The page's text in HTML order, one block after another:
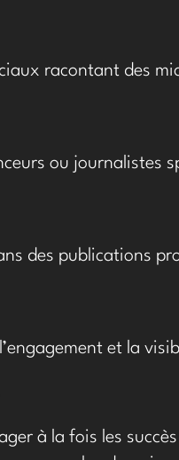
racontant des
ou journalistes
des publications
et la
à la fois les